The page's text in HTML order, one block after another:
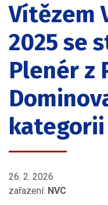
Vítězem
2025 se
Plenér z
26. 2. 2026
zařazení: NVC